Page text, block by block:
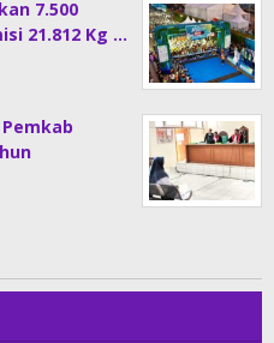
7.500
21.812 Kg …